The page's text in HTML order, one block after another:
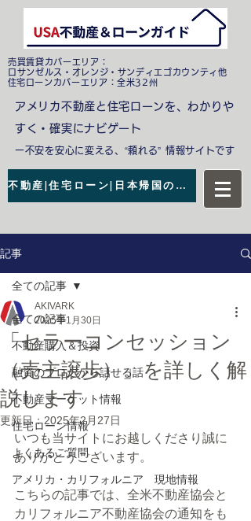
売買賃貸カバーエリア：
ロサンゼルス・オレンジ・サンディエゴカウンティ他
​住宅ローンカバーエリア：全米32州
アメリカ不動産と住宅ローンを、わかりや
すく・確実にナビゲート
ー不安を安心に変える、“頼れる” 情報サイトです
不動産|住宅ローン|日本帰国の無料相談
記事
全ての記事
不動産購入＆投資
融資のプロだから話せる話
不動産マーケット情報
住宅ローン情報
よくあるご質問
アメリカ・カリフォルニア 現地情報
全ての記事
「セラーコンセッション
（売主譲歩）」を詳しく解
説します
AKIVARK
2025年1月30日
更新日：2025年2月27日
いつも当サイトにお越しくださり誠に
ありがとうございます。
こちらの記事では、全米不動産協会と
カリフォルニア不動産協会の通知をも